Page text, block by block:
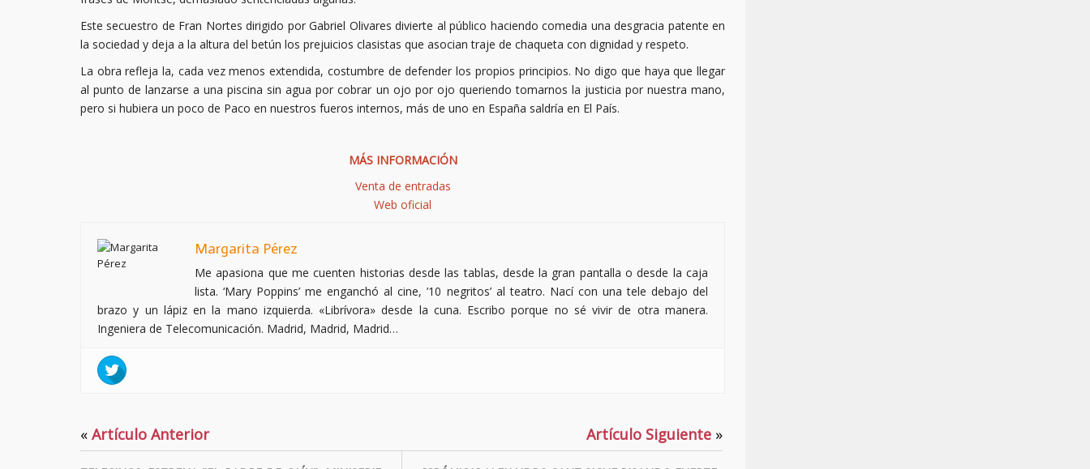
Este secuestro de Fran Nortes dirigido por Gabriel Olivares divierte al público haciendo comedia una desgracia patente en
la sociedad y deja a la altura del betún los prejuicios clasistas que asocian traje de chaqueta con dignidad y respeto.
La obra refleja la, cada vez menos extendida, costumbre de defender los propios principios. No digo que haya que llegar
al punto de lanzarse a una piscina sin agua por cobrar un ojo por ojo queriendo tomarnos la justicia por nuestra mano,
pero si hubiera un poco de Paco en nuestros fueros internos, más de uno en España saldría en El País.
MÁS INFORMACIÓN
Venta de entradas
Web oficial
Margarita Pérez
Me apasiona que me cuenten historias desde las tablas, desde la gran pantalla o desde la caja
lista. ‘Mary Poppins’ me enganchó al cine, ’10 negritos’ al teatro. Nací con una tele debajo del
brazo y un lápiz en la mano izquierda. «Librívora» desde la cuna. Escribo porque no sé vivir de otra manera.
Ingeniera de Telecomunicación. Madrid, Madrid, Madrid…
« Artículo Anterior Artículo Siguiente »